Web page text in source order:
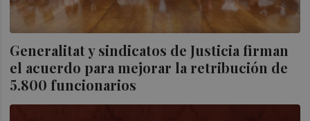
Generalitat y sindicatos de Justicia firman
el acuerdo para mejorar la retribución de
5.800 funcionarios